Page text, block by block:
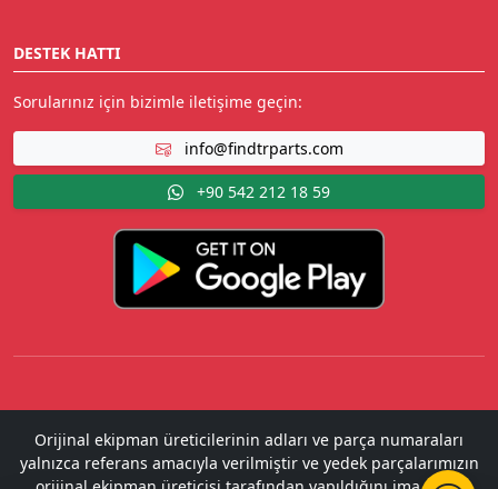
DESTEK HATTI
Sorularınız için bizimle iletişime geçin:
info@findtrparts.com
+90 542 212 18 59
Orijinal ekipman üreticilerinin adları ve parça numaraları
yalnızca referans amacıyla verilmiştir ve yedek parçalarımızın